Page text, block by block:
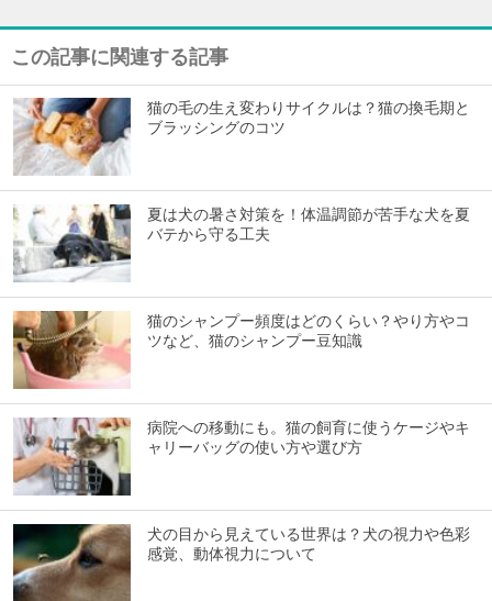
この記事に関連する記事
猫の毛の生え変わりサイクルは？猫の換毛期と
ブラッシングのコツ
夏は犬の暑さ対策を！体温調節が苦手な犬を夏
バテから守る工夫
猫のシャンプー頻度はどのくらい？やり方やコ
ツなど、猫のシャンプー豆知識
病院への移動にも。猫の飼育に使うケージやキ
ャリーバッグの使い方や選び方
犬の目から見えている世界は？犬の視力や色彩
感覚、動体視力について